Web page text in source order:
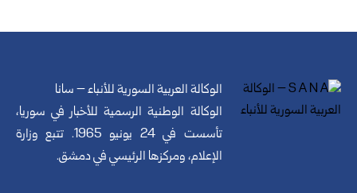
الوكالة العربية السورية للأنباء – سانا
الوكالة الوطنية الرسمية للأخبار في سوريا،
تأسست في 24 يونيو 1965. تتبع وزارة
الإعلام، ومركزها الرئيسي في دمشق.